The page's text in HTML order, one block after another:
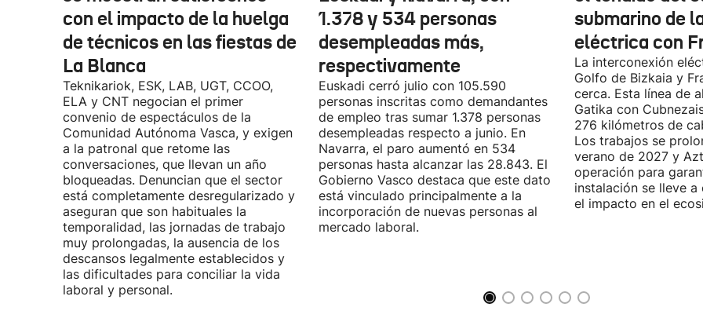
con el impacto de la huelga
de técnicos en las fiestas de
La Blanca
Teknikariok, ESK, LAB, UGT, CCOO,
ELA y CNT negocian el primer
convenio de espectáculos de la
Comunidad Autónoma Vasca, y exigen
a la patronal que retome las
conversaciones, que llevan un año
bloqueadas. Denuncian que el sector
está completamente desregularizado y
aseguran que son habituales la
temporalidad, las jornadas de trabajo
muy prolongadas, la ausencia de los
descansos legalmente establecidos y
las dificultades para conciliar la vida
laboral y personal.
1.378 y 534 personas
desempleadas más,
respectivamente
Euskadi cerró julio con 105.590
personas inscritas como demandantes
de empleo tras sumar 1.378 personas
desempleadas respecto a junio. En
Navarra, el paro aumentó en 534
personas hasta alcanzar las 28.843. El
Gobierno Vasco destaca que este dato
está vinculado principalmente a la
incorporación de nuevas personas al
mercado laboral.
submarino de
eléctrica con
La interconexión
Golfo de Bizkaia y
cerca. Esta línea de
Gatika con
276 kilómetros de
Los trabajos se
verano de 2027 y
operación para
instalación se lleve
el impacto en el